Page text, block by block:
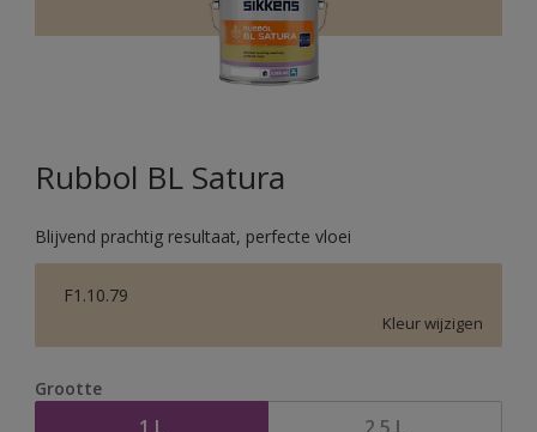
Rubbol BL Satura
Blijvend prachtig resultaat, perfecte vloei
F1.10.79
Kleur wijzigen
Grootte